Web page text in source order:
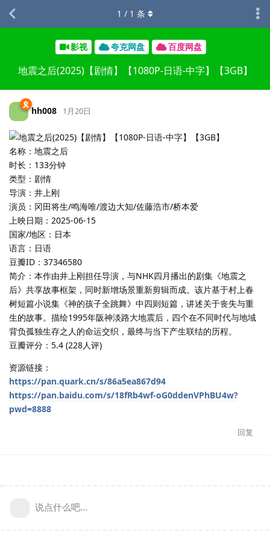
影视 夸克网盘 百度网盘
地震之后(2025)【剧情】【1080P-日语-中字】【3GB】
1 / 1 条
hh008 1月20日
名称：地震之后
时长：133分钟
类型：剧情
导演：井上刚
演员：冈田将生/鸣海唯/渡边大知/佐藤浩市/桥本爱
上映日期：2025-06-15
国家/地区：日本
语言：日语
豆瓣ID：37346580
简介：本作由井上刚担任导演，与NHK四月播出的剧集《地震之
后》共享故事框架，同时新增场景重新剪辑而成。该片基于村上春
树短篇小说集《神的孩子全跳舞》中四则短篇，讲述关于丧失与重
生的故事。描绘1995年阪神淡路大地震后，四个在不同时代与地域
背负孤独生存之人的命运交织，最终与当下产生联结的历程。
豆瓣评分：5.4 (228人评)
资源链接：
https://pan.quark.cn/s/86a5ea867d94
https://pan.baidu.com/s/18fRb4wf-oG0ddenVPhBU4w?
pwd=8888
回复
说点什么吧...